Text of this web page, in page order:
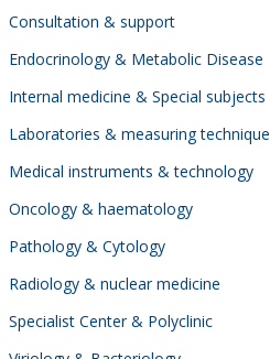
Consultation & support
Endocrinology & Metabolic Disease
Internal medicine & Special subjects
Laboratories & measuring technique
Medical instruments & technology
Oncology & haematology
Pathology & Cytology
Radiology & nuclear medicine
Specialist Center & Polyclinic